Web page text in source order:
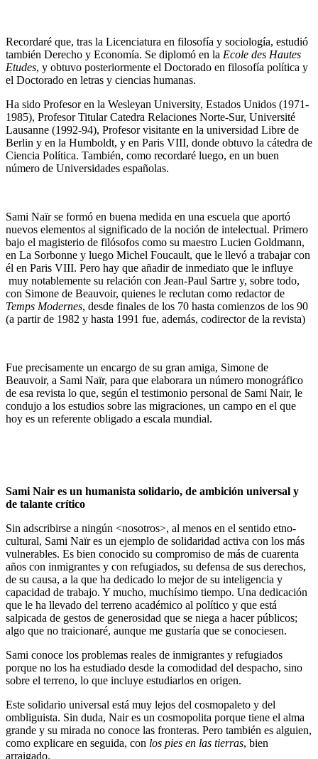
Recordaré que, tras la Licenciatura en filosofía y sociología, estudió
también Derecho y Economía. Se diplomó en la Ecole des Hautes
Etudes, y obtuvo posteriormente el Doctorado en filosofía política y
el Doctorado en letras y ciencias humanas.
Ha sido Profesor en la Wesleyan University, Estados Unidos (1971-
1985), Profesor Titular Catedra Relaciones Norte-Sur, Université
Lausanne (1992-94), Profesor visitante en la universidad Libre de
Berlin y en la Humboldt, y en Paris VIII, donde obtuvo la cátedra de
Ciencia Política. También, como recordaré luego, en un buen
número de Universidades españolas.
Sami Naïr se formó en buena medida en una escuela que aportó
nuevos elementos al significado de la noción de intelectual. Primero
bajo el magisterio de filósofos como su maestro Lucien Goldmann,
en La Sorbonne y luego Michel Foucault, que le llevó a trabajar con
él en Paris VIII. Pero hay que añadir de inmediato que le influye
muy notablemente su relación con Jean-Paul Sartre y, sobre todo,
con Simone de Beauvoir, quienes le reclutan como redactor de
Temps Modernes, desde finales de los 70 hasta comienzos de los 90
(a partir de 1982 y hasta 1991 fue, además, codirector de la revista)
Fue precisamente un encargo de su gran amiga, Simone de
Beauvoir, a Sami Naïr, para que elaborara un número monográfico
de esa revista lo que, según el testimonio personal de Sami Nair, le
condujo a los estudios sobre las migraciones, un campo en el que
hoy es un referente obligado a escala mundial.
Sami Nair es un humanista solidario, de ambición universal y
de talante crítico
Sin adscribirse a ningún <nosotros>, al menos en el sentido etno-
cultural, Sami Naïr es un ejemplo de solidaridad activa con los más
vulnerables. Es bien conocido su compromiso de más de cuarenta
años con inmigrantes y con refugiados, su defensa de sus derechos,
de su causa, a la que ha dedicado lo mejor de su inteligencia y
capacidad de trabajo. Y mucho, muchísimo tiempo. Una dedicación
que le ha llevado del terreno académico al político y que está
salpicada de gestos de generosidad que se niega a hacer públicos;
algo que no traicionaré, aunque me gustaría que se conociesen.
Sami conoce los problemas reales de inmigrantes y refugiados
porque no los ha estudiado desde la comodidad del despacho, sino
sobre el terreno, lo que incluye estudiarlos en origen.
Este solidario universal está muy lejos del cosmopaleto y del
ombliguista. Sin duda, Nair es un cosmopolita porque tiene el alma
grande y su mirada no conoce las fronteras. Pero también es alguien,
como explicare en seguida, con los pies en las tierras, bien
arraigado.